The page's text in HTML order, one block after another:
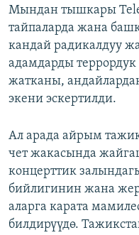
Мындан тышкары
тайпаларда жана
кандай радикалдуу
адамдарды
жатканы,
экени эскертилди.
Ал арада айрым
чет жакасында
концерттик
бийлигинин жана
аларга карата
билдирүүдө.